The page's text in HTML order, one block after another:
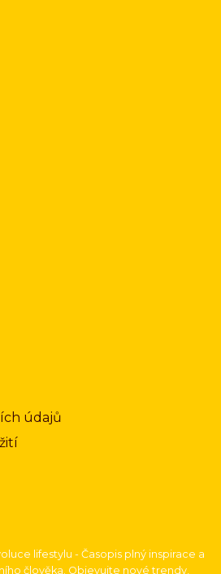
údajů
lifestylu - Časopis plný inspirace a
člověka. Objevujte nové trendy,